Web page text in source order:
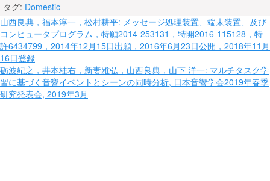
タグ: Domestic
投
稿
ナ
ビ
ゲ
山西良典，福本淳一，松村耕平: メッセージ処理装置、端末装置、及び
コンピュータプログラム，特願2014-253131，特開2016-115128，特
許6434799，2014年12月15日出願，2016年6月23日公開，2018年11月
16日登録
砺波紀之，井本桂右，新妻雅弘，山西良典，山下 洋一: マルチタスク学
習に基づく音響イベントとシーンの同時分析, 日本音響学会2019年春季
研究発表会, 2019年3月